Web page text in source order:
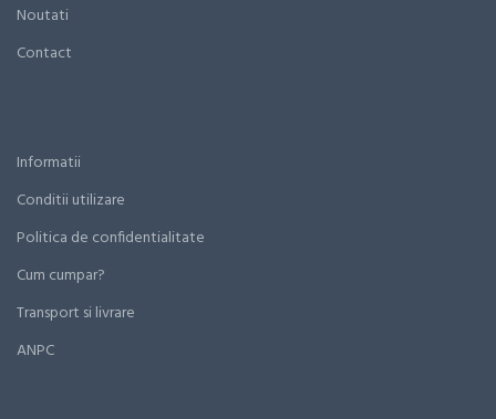
Noutati
Contact
Informatii
Conditii utilizare
Politica de confidentialitate
Cum cumpar?
Transport si livrare
ANPC